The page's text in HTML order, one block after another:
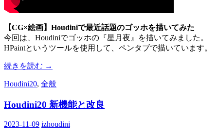
【CG×絵画】Houdiniで最近話題のゴッホを描いてみた
今回は、Houdiniでゴッホの『星月夜』を描いてみました。
HPaintというツールを使用して、ペンタブで描いています。
続きを読む →
Houdini20, 全般
Houdini20 新機能と改良
2023-11-09 izhoudini